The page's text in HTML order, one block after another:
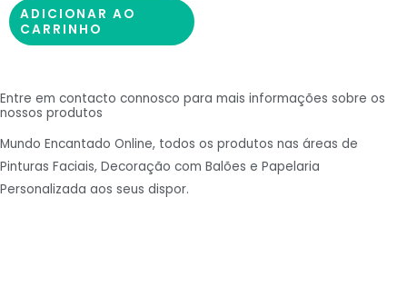
ADICIONAR AO
CARRINHO
Entre em contacto connosco para mais informações sobre os
nossos produtos
Mundo Encantado Online, todos os produtos nas áreas de
Pinturas Faciais, Decoração com Balões e Papelaria
Personalizada aos seus dispor.